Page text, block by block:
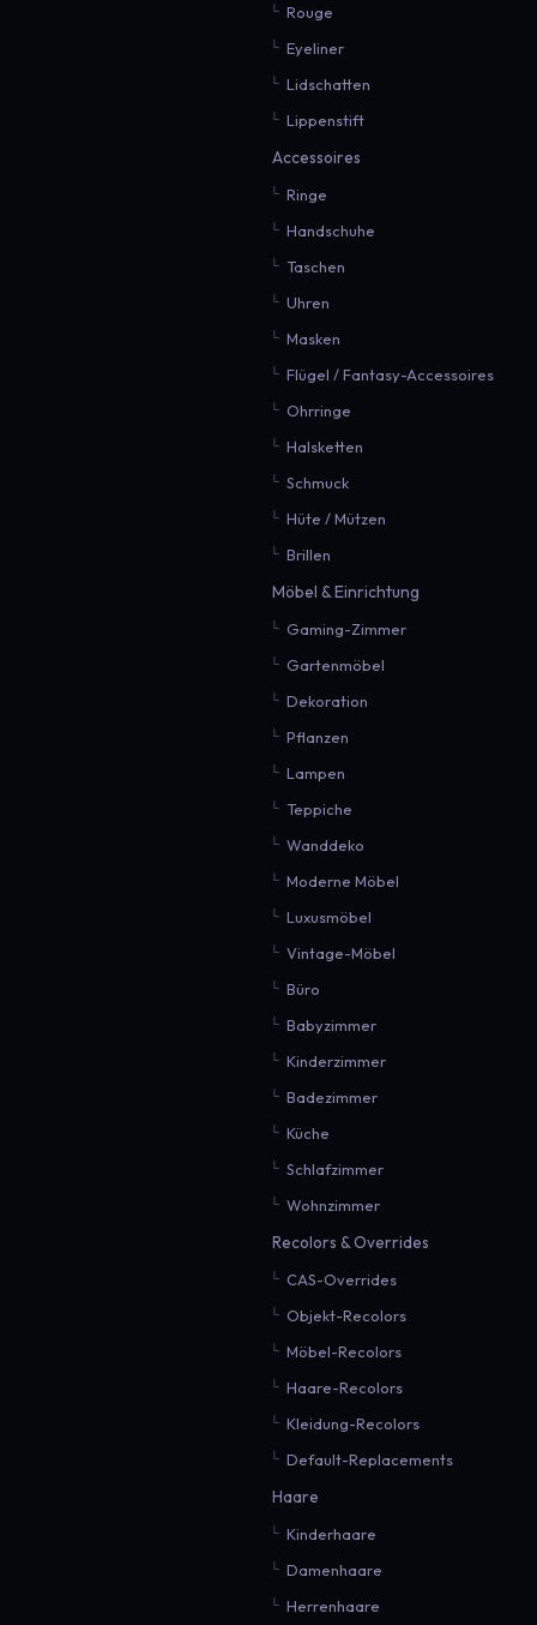
Rouge
Eyeliner
Lidschatten
Lippenstift
Accessoires
Ringe
Handschuhe
Taschen
Uhren
Masken
Flügel / Fantasy-Accessoires
Ohrringe
Halsketten
Schmuck
Hüte / Mützen
Brillen
Möbel & Einrichtung
Gaming-Zimmer
Gartenmöbel
Dekoration
Pflanzen
Lampen
Teppiche
Wanddeko
Moderne Möbel
Luxusmöbel
Vintage-Möbel
Büro
Babyzimmer
Kinderzimmer
Badezimmer
Küche
Schlafzimmer
Wohnzimmer
Recolors & Overrides
CAS-Overrides
Objekt-Recolors
Möbel-Recolors
Haare-Recolors
Kleidung-Recolors
Default-Replacements
Haare
Kinderhaare
Damenhaare
Herrenhaare